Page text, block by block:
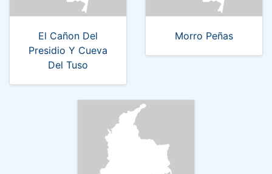
El Cañon Del
Presidio Y Cueva
Del Tuso
Morro Peñas